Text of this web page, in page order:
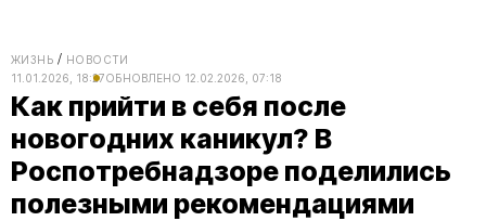
ЖИЗНЬ
НОВОСТИ
11.01.2026, 18:27ОБНОВЛЕНО 12.02.2026, 07:18
Как прийти в себя после
новогодних каникул? В
Роспотребнадзоре поделились
полезными рекомендациями